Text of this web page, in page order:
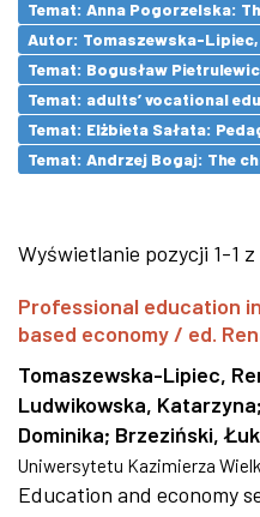
Temat: Anna Pogorzelska:
Autor: Tomaszewska-Lipiec,
Temat: Bogusław
Temat: adults’ vocational
Temat: Elżbieta Sałata:
Temat: Andrzej Bogaj: The
Wyświetlanie pozycji 1-1 z
Professional education
based economy / ed.
Tomaszewska-Lipiec,
Ludwikowska, Katarzyna;
Dominika; Brzeziński,
Uniwersytetu Kazimierza
Education and economy